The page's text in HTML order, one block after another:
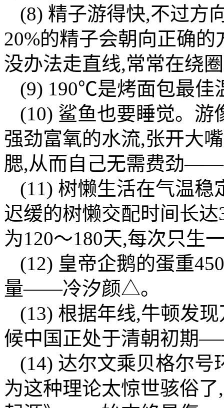
(8) 精子游得快,不过方
20%的精子会朝向正确
没办法走直线,常常在绕
(9) 190℃是烤面包最
(10) 鲨鱼也要睡觉。
强劲富氧的水流,张开大
腮,从而自己无需费劲——
(11) 树懒生活在气温稳
迟缓的树懒交配时间长
为120～180天,每次只
(12) 皇帝企鹅的蛋重
量——冷汐颜△。
(13) 根据年线,牛顿发
候中国正处于清朝初期
(14) 达尔文乘贝格尔号
为这种理论太惊世骇俗